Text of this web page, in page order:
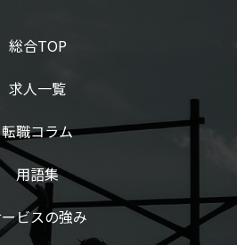
総合TOP
求人一覧
転職コラム
用語集
ビスの強み